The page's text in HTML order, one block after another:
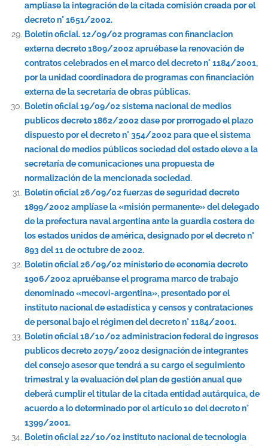
amplíase la integración de la citada comisión creada por el
decreto n° 1651/2002.
Boletín oficial. 12/09/02 programas con financiacion
externa decreto 1809/2002 apruébase la renovación de
contratos celebrados en el marco del decreto n° 1184/2001,
por la unidad coordinadora de programas con financiación
externa de la secretaría de obras públicas.
Boletín oficial 19/09/02 sistema nacional de medios
publicos decreto 1862/2002 dase por prorrogado el plazo
dispuesto por el decreto n° 354/2002 para que el sistema
nacional de medios públicos sociedad del estado eleve a la
secretaría de comunicaciones una propuesta de
normalización de la mencionada sociedad.
Boletín oficial 26/09/02 fuerzas de seguridad decreto
1899/2002 amplíase la «misión permanente» del delegado
de la prefectura naval argentina ante la guardia costera de
los estados unidos de américa, designado por el decreto n°
893 del 11 de octubre de 2002.
Boletín oficial 26/09/02 ministerio de economia decreto
1906/2002 apruébanse el programa marco de trabajo
denominado «mecovi-argentina», presentado por el
instituto nacional de estadística y censos y contrataciones
de personal bajo el régimen del decreto n° 1184/2001.
Boletín oficial 18/10/02 administracion federal de ingresos
publicos decreto 2079/2002 designación de integrantes
del consejo asesor que tendrá a su cargo el seguimiento
trimestral y la evaluación del plan de gestión anual que
deberá cumplir el titular de la citada entidad autárquica, de
acuerdo a lo determinado por el artículo 10 del decreto n°
1399/2001.
Boletín oficial 22/10/02 instituto nacional de tecnologia